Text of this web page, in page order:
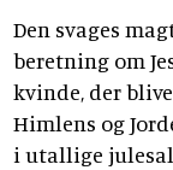
Den svages
beretning om
kvinde, der
Himlens og
i utallige